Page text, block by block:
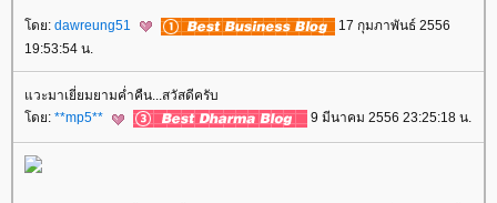
ดย: dawreung51
17 กุมภาพันธ์ 2556
19:53:54 น.
วะมาเยี่ยมยามค่ำคืน...สวัสดีครับ
ดย: **mp5** 9 มีนาคม 2556 23:25:18 น.